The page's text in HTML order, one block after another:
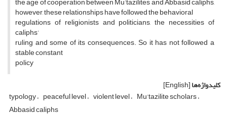
however, these relationships have followed the behavioral
regulations of religionists and politicians, the necessities of
caliphs’
ruling and some of its consequences. So it has not followed a
stable constant
policy
کلیدواژه‌ها[English]
typology peaceful level violent level Mu’tazilite scholars
Abbasid caliphs